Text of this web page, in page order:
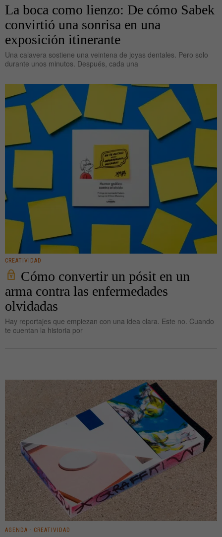
La boca como lienzo: De cómo Sabek
convirtió una sonrisa en una
exposición itinerante
Una calavera sostiene una veintena de joyas dentales. Pero solo
durante unos minutos. Después, cada una
CREATIVIDAD
Cómo convertir un pósit en un
arma contra las enfermedades
olvidadas
Hay reportajes que empiezan con una idea clara. Este no. Cuando
te cuentan la historia por
AGENDA · CREATIVIDAD